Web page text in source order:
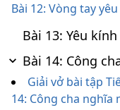
Bài 12: Vòng tay
Bài 13: Yêu
Bài 14: Công
Giải vở bài tập
14: Công cha nghĩa